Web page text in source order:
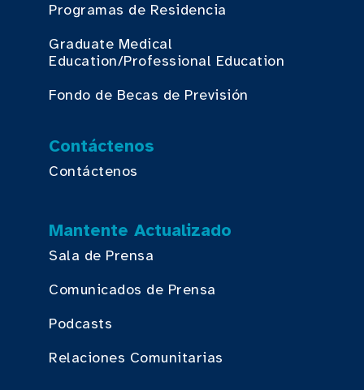
Programas de Residencia
Graduate Medical
Education/Professional Education
Fondo de Becas de Previsión
Contáctenos
Contáctenos
Mantente Actualizado
Sala de Prensa
Comunicados de Prensa
Podcasts
Relaciones Comunitarias